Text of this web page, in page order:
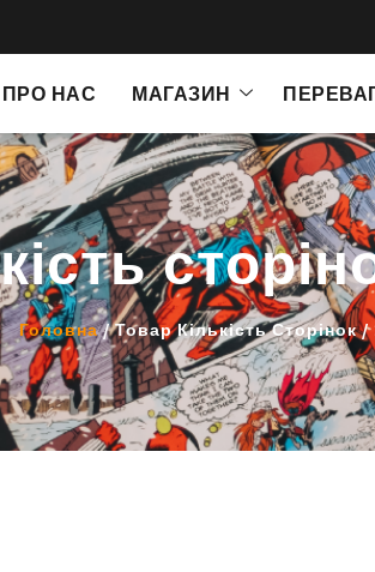
ПРО НАС МАГАЗИН
Головна/ Товар Кількість Сторінок /